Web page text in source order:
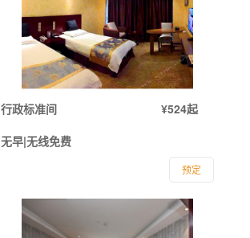
行政标准间
¥524起
无早|无线免费
预定